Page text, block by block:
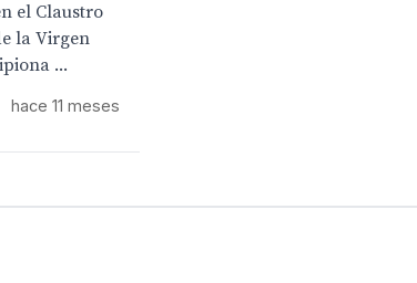
el Claustro
la Virgen
...
hace 11 meses